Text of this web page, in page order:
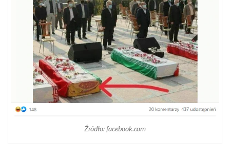
Źródło: facebook.com